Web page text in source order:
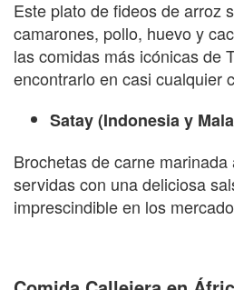
Este plato de fideos de arroz
camarones, pollo, huevo y
las comidas más icónicas de
encontrarlo en casi cualquier
Satay (Indonesia y
Brochetas de carne
servidas con una deliciosa
imprescindible en los